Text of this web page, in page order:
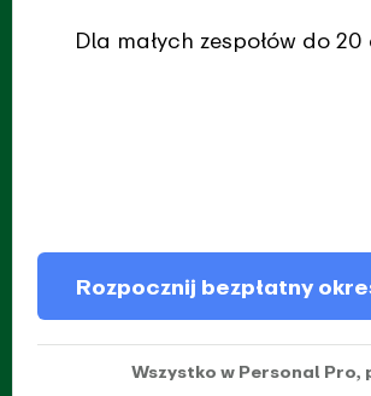
Dla małych zespołów do 20
Rozpocznij bezpłatny
Wszystko w Personal Pro,